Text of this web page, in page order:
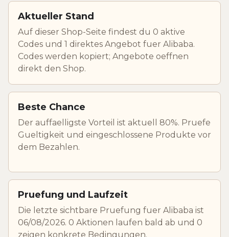
Aktueller Stand
Auf dieser Shop-Seite findest du 0 aktive
Codes und 1 direktes Angebot fuer Alibaba.
Codes werden kopiert; Angebote oeffnen
direkt den Shop.
Beste Chance
Der auffaelligste Vorteil ist aktuell 80%. Pruefe
Gueltigkeit und eingeschlossene Produkte vor
dem Bezahlen.
Pruefung und Laufzeit
Die letzte sichtbare Pruefung fuer Alibaba ist
06/08/2026. 0 Aktionen laufen bald ab und 0
zeigen konkrete Bedingungen.